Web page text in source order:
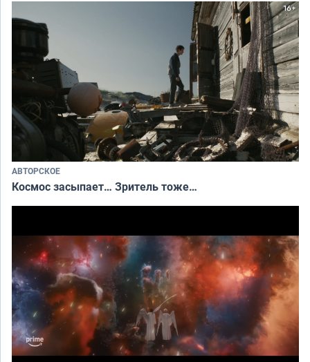
АВТОРСКОЕ
Космос засыпает… Зритель тоже…